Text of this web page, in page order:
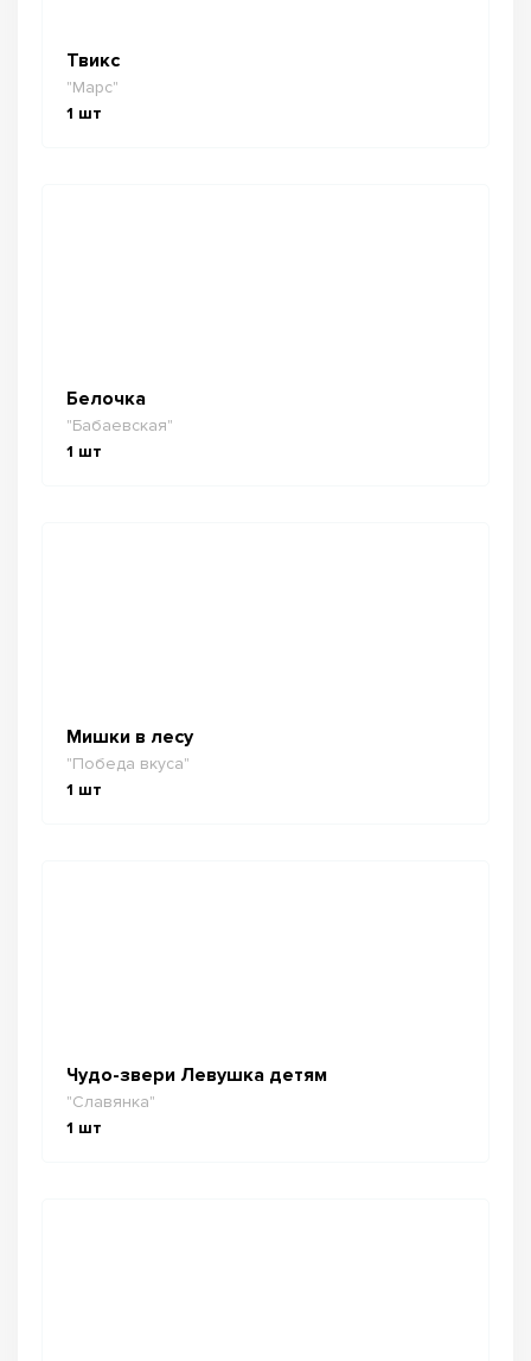
Твикс
"Марс"
1 шт
Белочка
"Бабаевская"
1 шт
Мишки в лесу
"Победа вкуса"
1 шт
Чудо-звери Левушка детям
"Славянка"
1 шт